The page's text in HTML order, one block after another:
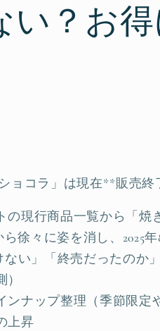
い？お
ョコラ」は現在**販売
の現行商品一覧から「焼
ら徐々に姿を消し、2025
ない」「終売だったのか
ンナップ整理（季節限定
上昇